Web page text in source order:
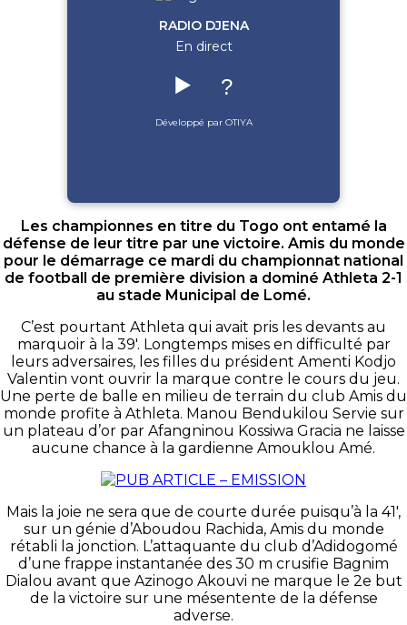
RADIO DJENA
En direct
▶️ ?
Développé par OTIYA
Les championnes en titre du Togo ont entamé la
défense de leur titre par une victoire. Amis du monde
pour le démarrage ce mardi du championnat national
de football de première division a dominé Athleta 2-1
au stade Municipal de Lomé.
C’est pourtant Athleta qui avait pris les devants au
marquoir à la 39′. Longtemps mises en difficulté par
leurs adversaires, les filles du président Amenti Kodjo
Valentin vont ouvrir la marque contre le cours du jeu.
Une perte de balle en milieu de terrain du club Amis du
monde profite à Athleta. Manou Bendukilou Servie sur
un plateau d’or par Afangninou Kossiwa Gracia ne laisse
aucune chance à la gardienne Amouklou Amé.
Mais la joie ne sera que de courte durée puisqu’à la 41′,
sur un génie d’Aboudou Rachida, Amis du monde
rétabli la jonction. L’attaquante du club d’Adidogomé
d’une frappe instantanée des 30 m crusifie Bagnim
Dialou avant que Azinogo Akouvi ne marque le 2e but
de la victoire sur une mésentente de la défense
adverse.